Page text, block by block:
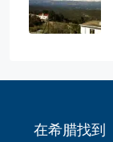
在希腊找到